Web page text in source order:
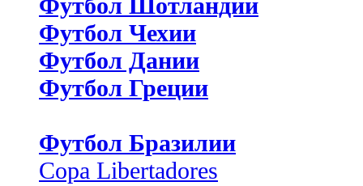
Футбол Чехии
Футбол Дании
Футбол Греции
Футбол Бразилии
Copa Libertadores